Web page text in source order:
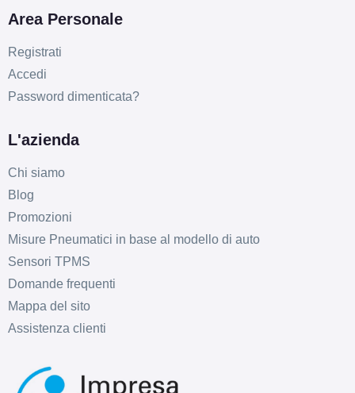
Area Personale
Registrati
Accedi
Password dimenticata?
L'azienda
Chi siamo
Blog
Promozioni
Misure Pneumatici in base al modello di auto
Sensori TPMS
Domande frequenti
Mappa del sito
Assistenza clienti